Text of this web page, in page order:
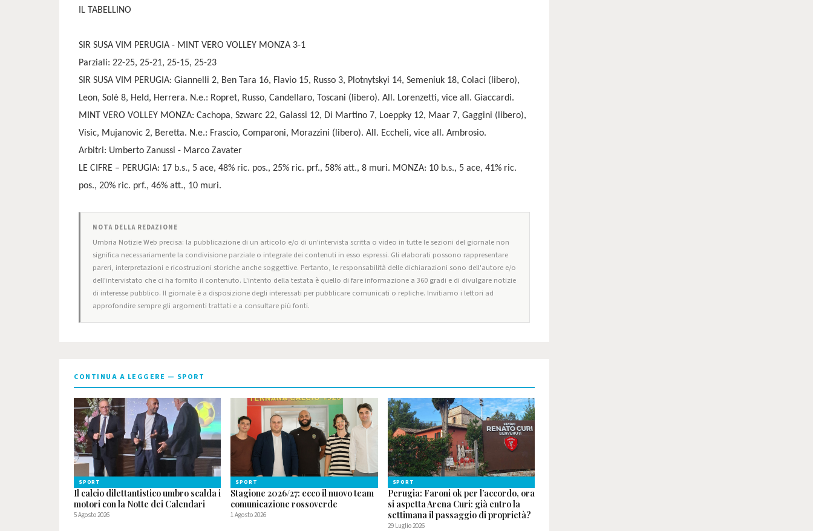
IL TABELLINO
SIR SUSA VIM PERUGIA - MINT VERO VOLLEY MONZA 3-1
Parziali: 22-25, 25-21, 25-15, 25-23
SIR SUSA VIM PERUGIA: Giannelli 2, Ben Tara 16, Flavio 15, Russo 3, Plotnytskyi 14, Semeniuk 18, Colaci (libero),
Leon, Solè 8, Held, Herrera. N.e.: Ropret, Russo, Candellaro, Toscani (libero). All. Lorenzetti, vice all. Giaccardi.
MINT VERO VOLLEY MONZA: Cachopa, Szwarc 22, Galassi 12, Di Martino 7, Loeppky 12, Maar 7, Gaggini (libero),
Visic, Mujanovic 2, Beretta. N.e.: Frascio, Comparoni, Morazzini (libero). All. Eccheli, vice all. Ambrosio.
Arbitri: Umberto Zanussi - Marco Zavater
LE CIFRE – PERUGIA: 17 b.s., 5 ace, 48% ric. pos., 25% ric. prf., 58% att., 8 muri. MONZA: 10 b.s., 5 ace, 41% ric.
pos., 20% ric. prf., 46% att., 10 muri.
NOTA DELLA REDAZIONE
Umbria Notizie Web precisa: la pubblicazione di un articolo e/o di un'intervista scritta o video in tutte le sezioni del giornale non
significa necessariamente la condivisione parziale o integrale dei contenuti in esso espressi. Gli elaborati possono rappresentare
pareri, interpretazioni e ricostruzioni storiche anche soggettive. Pertanto, le responsabilità delle dichiarazioni sono dell'autore e/o
dell'intervistato che ci ha fornito il contenuto. L'intento della testata è quello di fare informazione a 360 gradi e di divulgare notizie
di interesse pubblico. Il giornale è a disposizione degli interessati per pubblicare comunicati o repliche. Invitiamo i lettori ad
approfondire sempre gli argomenti trattati e a consultare più fonti.
CONTINUA A LEGGERE — SPORT
SPORT
Il calcio dilettantistico umbro scalda i
motori con la Notte dei Calendari
5 Agosto 2026
SPORT
Stagione 2026/27: ecco il nuovo team
comunicazione rossoverde
1 Agosto 2026
SPORT
Perugia: Faroni ok per l’accordo, ora
si aspetta Arena Curi: già entro la
settimana il passaggio di proprietà?
29 Luglio 2026